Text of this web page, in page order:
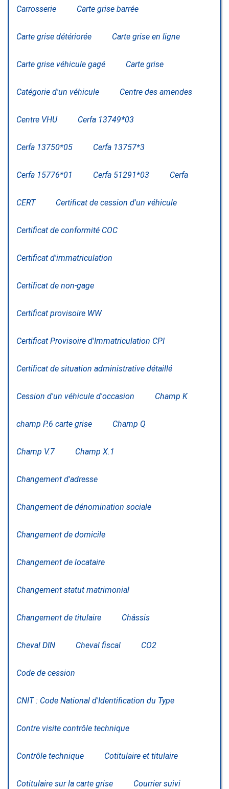
Carrosserie Carte grise barrée
Carte grise détériorée Carte grise en ligne
Carte grise véhicule gagé Carte grise
Catégorie d'un véhicule Centre des amendes
Centre VHU Cerfa 13749*03
Cerfa 13750*05 Cerfa 13757*3
Cerfa 15776*01 Cerfa 51291*03 Cerfa
CERT Certificat de cession d'un véhicule
Certificat de conformité COC
Certificat d'immatriculation
Certificat de non-gage
Certificat provisoire WW
Certificat Provisoire d'Immatriculation CPI
Certificat de situation administrative détaillé
Cession d'un véhicule d'occasion Champ K
champ P.6 carte grise Champ Q
Champ V.7 Champ X.1
Changement d'adresse
Changement de dénomination sociale
Changement de domicile
Changement de locataire
Changement statut matrimonial
Changement de titulaire Châssis
Cheval DIN Cheval fiscal CO2
Code de cession
CNIT : Code National d'Identification du Type
Contre visite contrôle technique
Contrôle technique Cotitulaire et titulaire
Cotitulaire sur la carte grise Courrier suivi